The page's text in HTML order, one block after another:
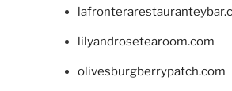
lilyandrosetearoom.com
olivesburgberrypatch.com